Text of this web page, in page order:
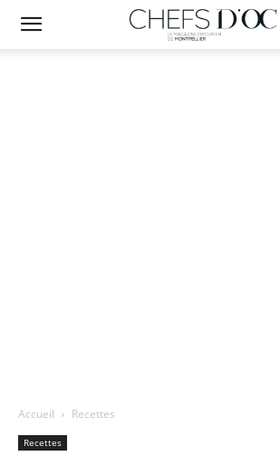
Accueil Recettes
Recettes